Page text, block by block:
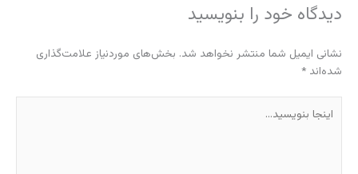
دیدگاه‌ خود را بنویسید
نشانی ایمیل شما منتشر نخواهد شد. بخش‌های موردنیاز علامت‌گذاری
شده‌اند *
بنویسید…